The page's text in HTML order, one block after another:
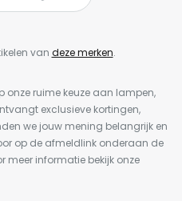
van deze merken.
onze ruime keuze aan lampen,
exclusieve kortingen,
we jouw mening belangrijk en
op de afmeldlink onderaan de
meer informatie bekijk onze